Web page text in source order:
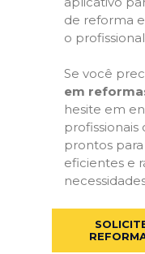
de reforma
o
Se você
em
hesite em
profissionais
prontos
eficientes e